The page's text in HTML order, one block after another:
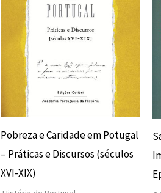
Pobreza e Caridade em Potugal
– Práticas e Discursos (séculos
XVI-XIX)